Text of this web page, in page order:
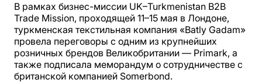
В рамках бизнес-миссии UK–Turkmenistan B2B
Trade Mission, проходящей 11–15 мая в Лондоне,
туркменская текстильная компания «Batly Gadam»
провела переговоры с одним из крупнейших
розничных брендов Великобритании — Primark, а
также подписала меморандум о сотрудничестве с
британской компанией Somerbond.